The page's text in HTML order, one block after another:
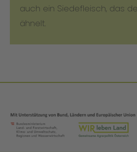
auch ein Siedefleisch, das
ähnelt.